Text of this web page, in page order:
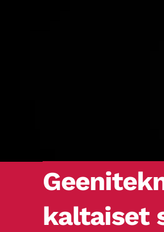
kaltaiset